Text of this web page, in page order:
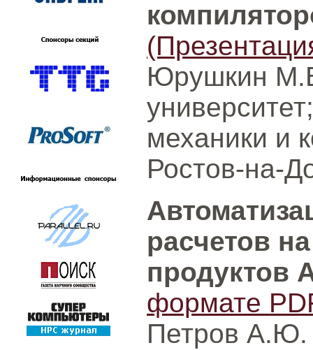
Юрушкин
механики и
Ростов-на-
расчетов
продуктов
формате
Петров А.Ю.